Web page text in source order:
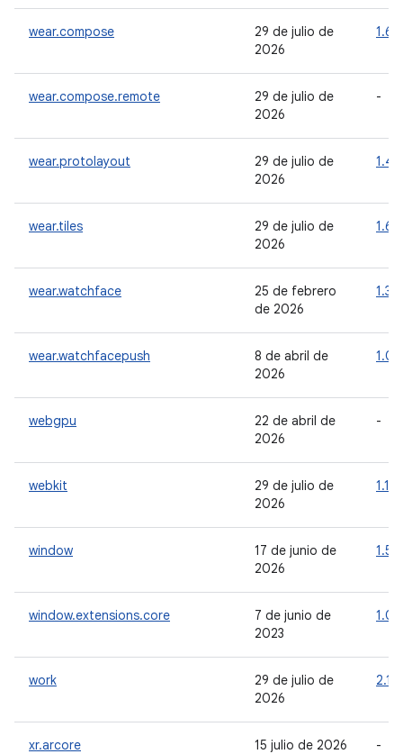
wear.compose
29 de julio de
2026
1.6.2
wear.compose.remote
29 de julio de
2026
-
wear.protolayout
29 de julio de
2026
1.4.2
wear.tiles
29 de julio de
2026
1.6.2
wear.watchface
25 de febrero
de 2026
1.3.0
wear.watchfacepush
8 de abril de
2026
webgpu
22 de abril de
2026
-
webkit
29 de julio de
2026
window
17 de junio de
2026
1.5.1
window.extensions.core
7 de junio de
2023
work
29 de julio de
2026
xr.arcore 15 julio de 2026 -